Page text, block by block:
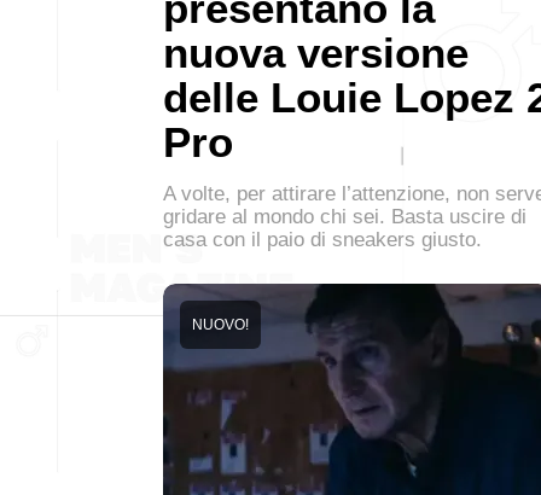
nuova versione
delle Louie Lopez
Pro
A volte, per attirare l’attenzione, non
gridare al mondo chi sei. Basta uscire di
casa con il paio di sneakers giusto.
NUOVO!